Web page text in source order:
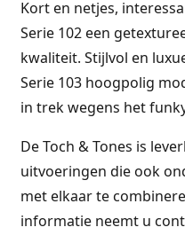
Kort en netjes,
Serie 102 een
kwaliteit. Stijlvol en
Serie 103 hoogpolig
in trek wegens het
De Toch & Tones is
uitvoeringen die ook
met elkaar te
informatie neemt u